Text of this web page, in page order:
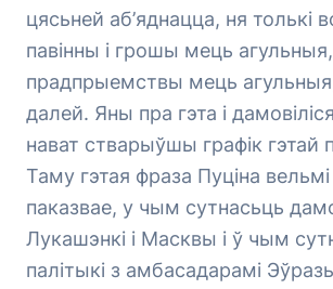
цясьней аб’яднацца, ня толькі
павінны і грошы мець
прадпрыемствы мець агульныя,
далей. Яны пра гэта і
нават стварыўшы графік гэтай
Таму гэтая фраза Пуціна
паказвае, у чым сутнасьць
Лукашэнкі і Масквы і ў чым
палітыкі з амбасадарамі